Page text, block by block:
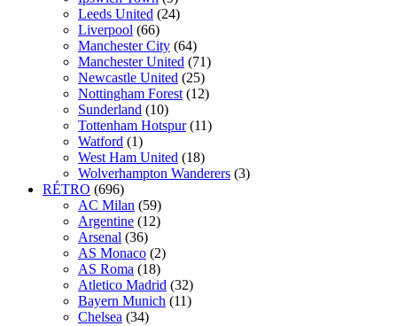
Leeds United (24)
Liverpool (66)
Manchester City (64)
Manchester United (71)
Newcastle United (25)
Nottingham Forest (12)
Sunderland (10)
Tottenham Hotspur (11)
Watford (1)
West Ham United (18)
Wolverhampton Wanderers (3)
RÉTRO (696)
AC Milan (59)
Argentine (12)
Arsenal (36)
AS Monaco (2)
AS Roma (18)
Atletico Madrid (32)
Bayern Munich (11)
Chelsea (34)